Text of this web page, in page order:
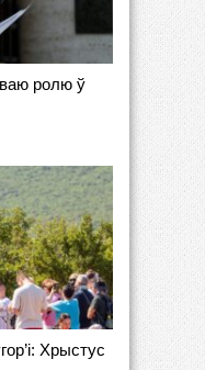
ролю ў
Хрыстус